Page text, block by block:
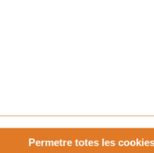
Permetre totes les cookies